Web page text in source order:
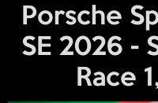
Porsche
SE 2026 -
Race